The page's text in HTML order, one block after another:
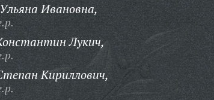
Ивановна,
Лукич,
Кириллович,